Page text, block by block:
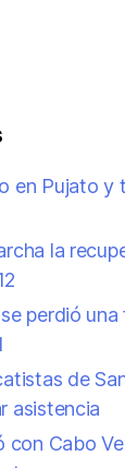
en Pujato y
la
perdió una
de
asistencia
con Cabo